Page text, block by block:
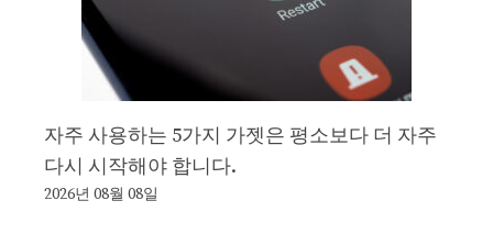
자주 사용하는 5가지 가젯은 평소보다 더 자주
다시 시작해야 합니다.
2026년 08월 08일